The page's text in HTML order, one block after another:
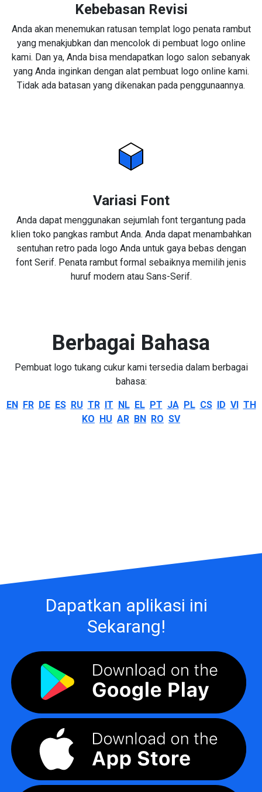
Kebebasan Revisi
Anda akan menemukan ratusan templat logo penata rambut
yang menakjubkan dan mencolok di pembuat logo online
kami. Dan ya, Anda bisa mendapatkan logo salon sebanyak
yang Anda inginkan dengan alat pembuat logo online kami.
Tidak ada batasan yang dikenakan pada penggunaannya.
Variasi Font
Anda dapat menggunakan sejumlah font tergantung pada
klien toko pangkas rambut Anda. Anda dapat menambahkan
sentuhan retro pada logo Anda untuk gaya bebas dengan
font Serif. Penata rambut formal sebaiknya memilih jenis
huruf modern atau Sans-Serif.
Berbagai Bahasa
Pembuat logo tukang cukur kami tersedia dalam berbagai
bahasa:
EN FR DE ES RU TR IT NL EL PT JA PL CS ID VI TH
KO HU AR BN RO SV
Dapatkan aplikasi ini
Sekarang!